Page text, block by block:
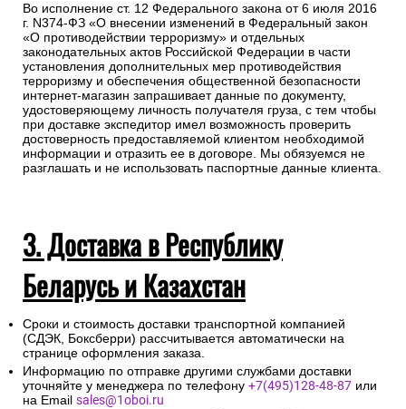
Во исполнение ст. 12 Федерального закона от 6 июля 2016
г. N374-ФЗ «О внесении изменений в Федеральный закон
«О противодействии терроризму» и отдельных
законодательных актов Российской Федерации в части
установления дополнительных мер противодействия
терроризму и обеспечения общественной безопасности
интернет-магазин запрашивает данные по документу,
удостоверяющему личность получателя груза, с тем чтобы
при доставке экспедитор имел возможность проверить
достоверность предоставляемой клиентом необходимой
информации и отразить ее в договоре. Мы обязуемся не
разглашать и не использовать паспортные данные клиента.
3. Доставка в Республику
Беларусь и Казахстан
Сроки и стоимость доставки транспортной компанией
(СДЭК, Боксберри) рассчитывается автоматически на
странице оформления заказа.
Информацию по отправке другими службами доставки
уточняйте у менеджера по телефону +7(495)128-48-87 или
на Email sales@1oboi.ru